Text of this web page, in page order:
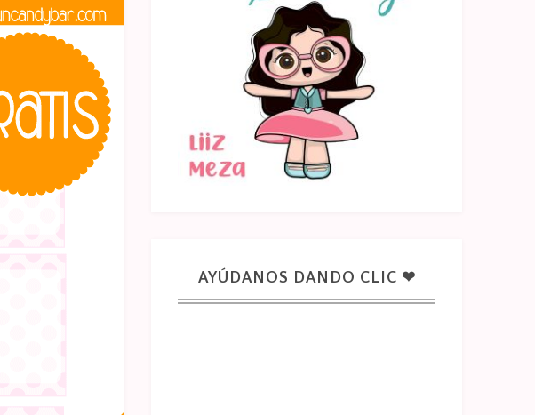
AYÚDANOS DANDO CLIC ❤